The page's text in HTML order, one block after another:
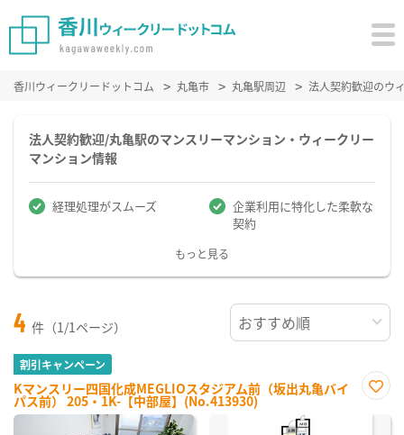
香川ウィークリードットコム 丸亀市 丸亀駅周辺 法人契約歓迎のウ
法人契約歓迎/丸亀駅のマンスリーマンション・ウィークリー
マンション情報
経理処理がスムーズ
企業利用に特化した柔軟な
契約
もっと見る
4 件（1/1ページ）
割引キャンペーン
Kマンスリー四国化成MEGLIOスタジアム前（坂出丸亀バイ
パス前） 205・1K-【中部屋】(No.413930)
に入